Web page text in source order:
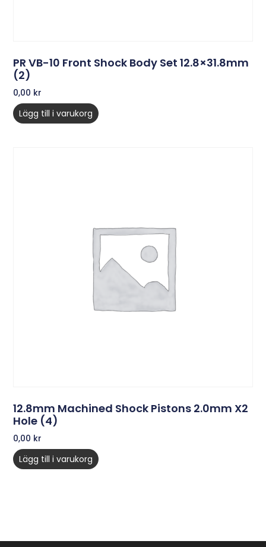
PR VB-10 Front Shock Body Set 12.8×31.8mm
(2)
0,00 kr
Lägg till i varukorg
12.8mm Machined Shock Pistons 2.0mm X2
Hole (4)
0,00 kr
Lägg till i varukorg